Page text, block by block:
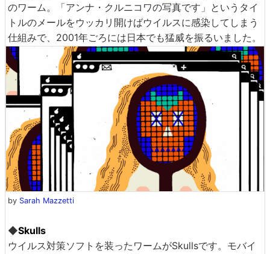
のワーム。「アンナ・クルニコワの写真です」というタイ
トルのメールをウッカリ開けばウイルスに感染してしまう
仕組みで、2001年ごろには日本でも猛威を振るいました。
by Sarah Mazzetti
◆Skulls
ウイルス対策ソフトを装ったワームがSkullsです。モバイ